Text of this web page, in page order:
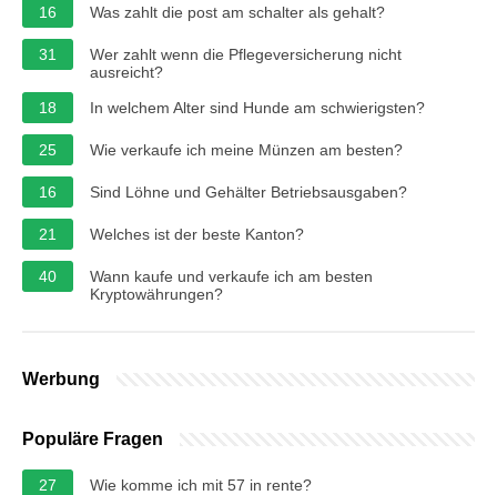
16 Was zahlt die post am schalter als gehalt?
31
Wer zahlt wenn die Pflegeversicherung nicht
ausreicht?
18
In welchem Alter sind Hunde am schwierigsten?
25 Wie verkaufe ich meine Münzen am besten?
16 Sind Löhne und Gehälter Betriebsausgaben?
21 Welches ist der beste Kanton?
40
Wann kaufe und verkaufe ich am besten
Kryptowährungen?
Werbung
Populäre Fragen
27 Wie komme ich mit 57 in rente?